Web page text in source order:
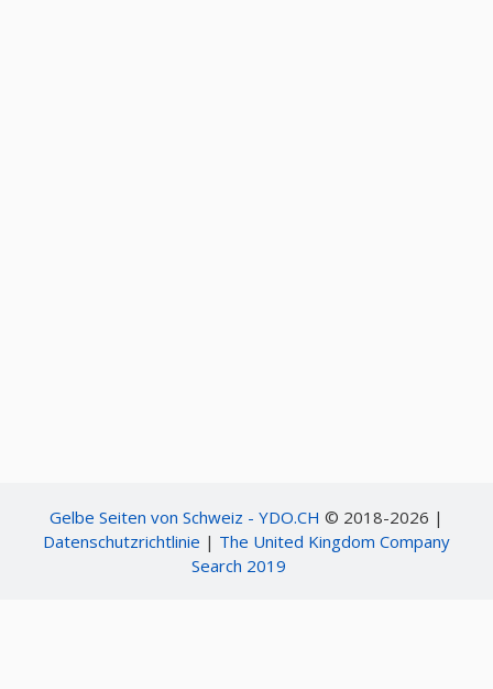
Gelbe Seiten von Schweiz - YDO.CH © 2018-2026 |
Datenschutzrichtlinie | The United Kingdom Company
Search 2019